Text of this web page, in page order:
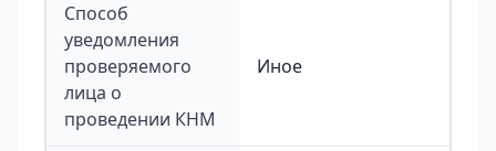
Способ
уведомления
проверяемого
лица о
проведении КНМ
Иное